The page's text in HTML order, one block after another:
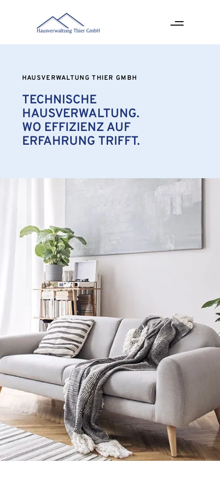
HAUSVERWALTUNG THIER GMBH
TECHNISCHE
HAUSVERWALTUNG.
WO EFFIZIENZ AUF
ERFAHRUNG TRIFFT.